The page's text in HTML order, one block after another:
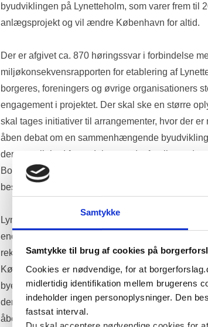
Samtykke
Samtykke til brug af cookies på
Cookies er nødvendige, for at
midlertidig identifikation mellem brugerens
indeholder ingen personoplysninger. Den
fastsat interval.
byudviklingen på Lynetteholm, som varer frem til
anlægsprojekt og vil ændre København for altid.
Der er afgivet ca. 870 høringssvar i forbindelse
miljøkonsekvensrapporten for etablering af
borgeres, foreningers og øvrige organisationers
engagement i projektet. Der skal ske en større
skal tages initiativer til arrangementer, hvor der
åben debat om en sammenhængende
der er mulighed for at debattere det foreliggende
Borgerne skal have mulighed for demokratisk
beslutningsprocessen.
Lynetteholm er et særdeles omfattende og
enorme konsekvenser for borgernes hverdag,
rekreative områder, trafikken og trafiksikkerheden,
Københavns havnemiljø, byens fysiske og
byens og regionens økonomi, erhverv,
derfor skal det ikke hastes igennem men derimod
åbent gennem tilstrækkelig borgerinddragelse.